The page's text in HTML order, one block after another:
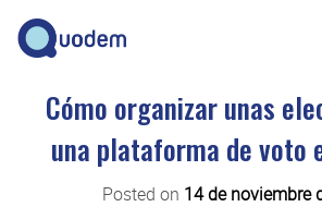
Cómo organizar unas
una plataforma de voto
Posted on 14 de noviembre